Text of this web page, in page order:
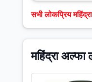
सभी लोकप्रिय
महिंद्रा